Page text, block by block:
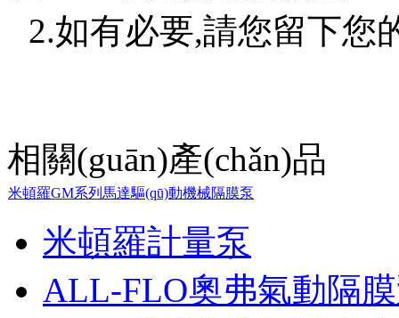
2.如有必要,請您留下您
相關(guān)產(chǎn)品
米頓羅GM系列馬達驅(qū)動機械隔膜泵
米頓羅計量泵
ALL-FLO奧弗氣動隔